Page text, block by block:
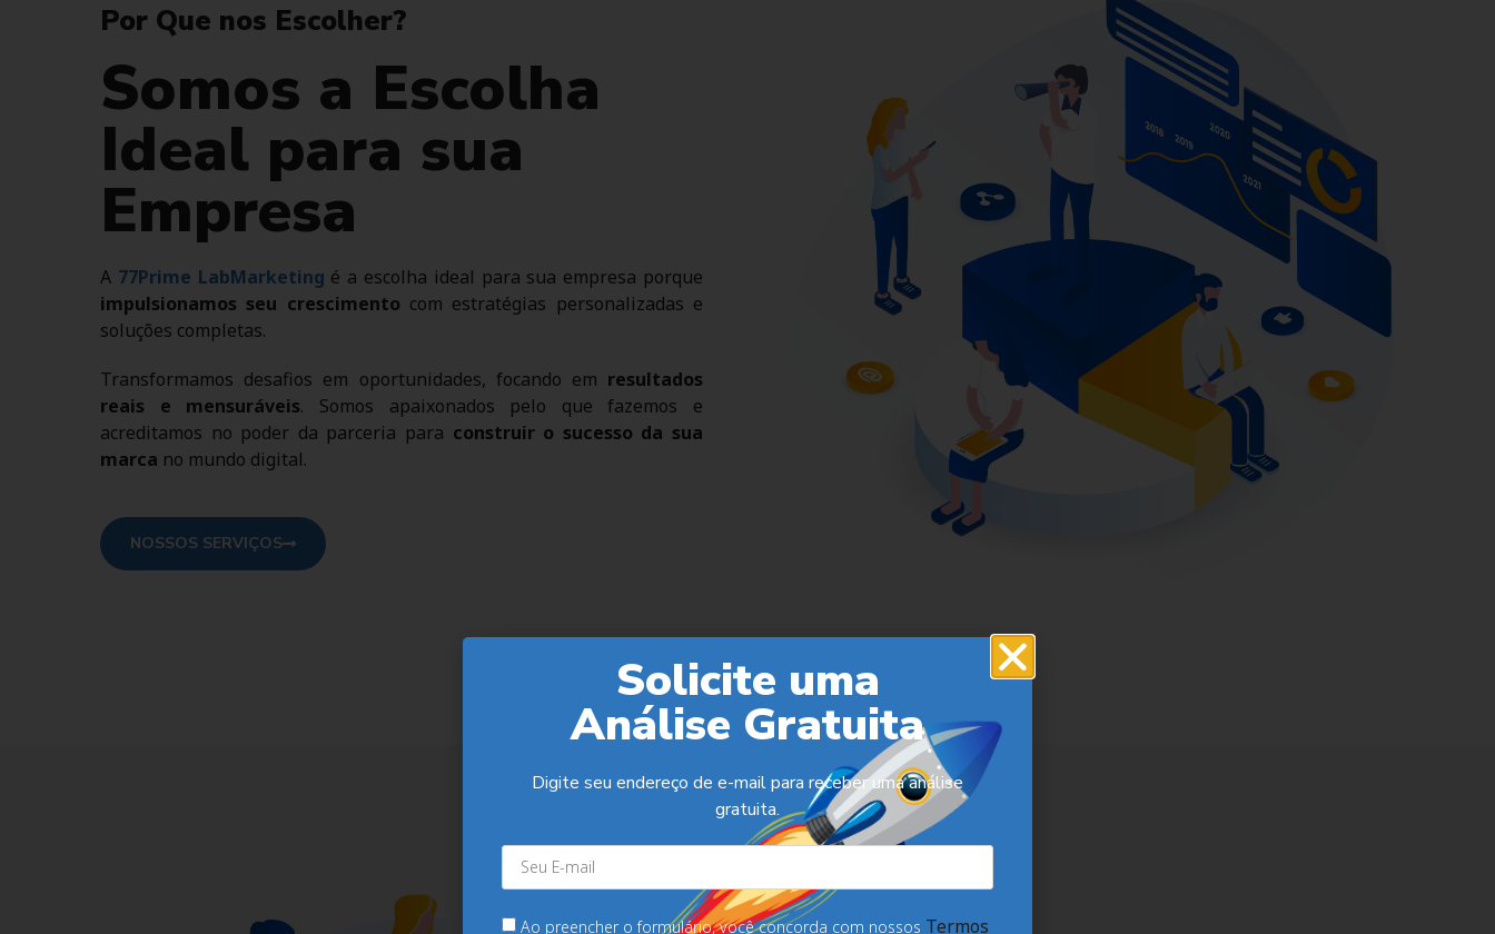
Por Que nos Escolher?
Somos a Escolha
Ideal para sua
Empresa
A 77Prime LabMarketing é a escolha ideal para sua empresa porque
impulsionamos seu crescimento com estratégias personalizadas e
soluções completas.
Transformamos desafios em oportunidades, focando em resultados
reais e mensuráveis. Somos apaixonados pelo que fazemos e
acreditamos no poder da parceria para construir o sucesso da sua
marca no mundo digital.
NOSSOS SERVIÇOS
Solicite uma
Análise Gratuita
Digite seu endereço de e-mail para receber uma análise
gratuita.
Ao preencher o formulário, você concorda com nossos Termos